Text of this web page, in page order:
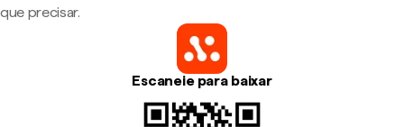
que precisar.
Escaneie para baixar